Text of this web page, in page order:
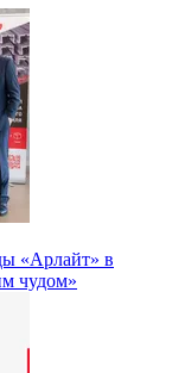
«Арлайт» в
чудом»